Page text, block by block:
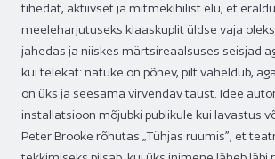
tihedat, aktiivset ja mitmekihilist elu, et
meeleharjutuseks klaaskuplit üldse vaja
jahedas ja niiskes märtsireaalsuses seisjad
kui telekat: natuke on põnev, pilt vaheldub,
on üks ja seesama virvendav taust. Idee
installatsioon mõjubki publikule kui lavastus
Peter Brooke rõhutas „Tühjas ruumis”, et